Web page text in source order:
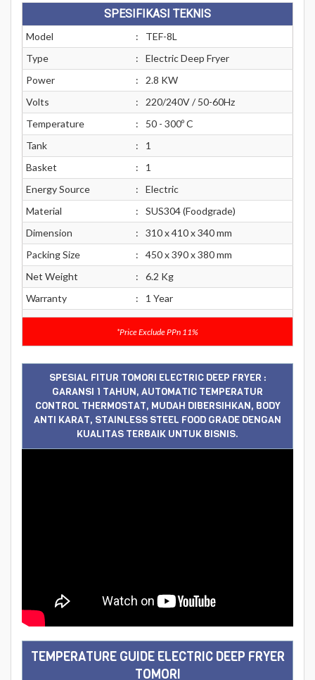
SPESIFIKASI TEKNIS
Model :
TEF-8L
Type
:
Electric Deep Fryer
Power
:
2.8 KW
Volts
:
220/240V / 50-60Hz
Temperature
:
50 - 300º C
Tank
:
1
Basket
:
1
Energy Source
:
Electric
Material
:
SUS304 (Foodgrade)
Dimension
:
310 x 410 x 340 mm
Packing Size
:
450 x 390 x 380 mm
Net Weight
:
6.2 Kg
Warranty
: 1 Year
*Price Exclude PPn 11%
SPESIAL FITUR TOMORI ELECTRIC DEEP FRYER :
GARANSI 1 TAHUN, AUTOMATIC TEMPERATUR
CONTROL THERMOSTAT, MUDAH DIBERSIHKAN, BODY
ANTI KARAT, STAINLESS STEEL FOOD GRADE DENGAN
KUALITAS TERBAIK UNTUK BISNIS.
TEMPERATURE GUIDE ELECTRIC DEEP FRYER
TOMORI